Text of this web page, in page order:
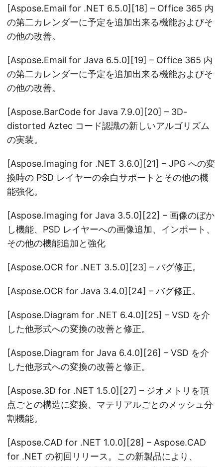
[Aspose.Email for .NET 6.5.0][18] – Office 365 内
の第二カレンダーに予定を追加出来る機能およびそ
の他の改善。
[Aspose.Email for Java 6.5.0][19] – Office 365 内
の第二カレンダーに予定を追加出来る機能およびそ
の他の改善。
[Aspose.BarCode for Java 7.9.0][20] – 3D-
distorted Aztec コード認識の新しいアルゴリズム
の実装。
[Aspose.Imaging for .NET 3.6.0][21] – JPG への変
換時の PSD レイヤーの余白サポートとその他の機
能強化。
[Aspose.Imaging for Java 3.5.0][22] – 画像のぼか
し機能、PSD レイヤーへの画像追加、インポート、
その他の機能追加と強化
[Aspose.OCR for .NET 3.5.0][23] – バグ修正。
[Aspose.OCR for Java 3.4.0][24] – バグ修正。
[Aspose.Diagram for .NET 6.4.0][25] – VSD を介
した他形式への変換の改善と修正。
[Aspose.Diagram for Java 6.4.0][26] – VSD を介
した他形式への変換の改善と修正。
[Aspose.3D for .NET 1.5.0][27] – ジオメトリを頂
点ごとの構造に変換、マテリアルごとのメッシュ分
割機能。
[Aspose.CAD for .NET 1.0.0][28] – Aspose.CAD
for .NET の初回リリース。この新製品により、